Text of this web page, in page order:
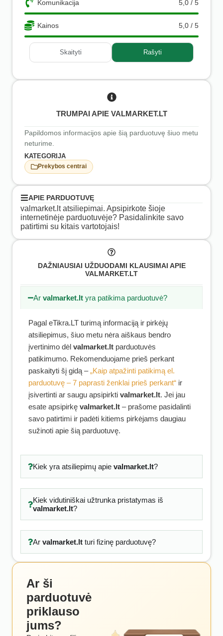
Komunikacija 5,0 / 5
Kainos 5,0 / 5
Skaityti Rašyti
TRUMPAI APIE VALMARKET.LT
Papildomos informacijos apie šią parduotuvę šiuo metu
neturime.
KATEGORIJA
Prekybos centrai
APIE PARDUOTUVĘ
valmarket.lt atsiliepimai. Apsipirkote šioje
internetinėje parduotuvėje? Pasidalinkite savo
patirtimi su kitais vartotojais!
DAŽNIAUSIAI UŽDUODAMI KLAUSIMAI APIE
VALMARKET.LT
Arvalmarket.lt yra patikima parduotuvė?
Pagal eTikra.LT turimą informaciją ir pirkėjų
atsiliepimus, šiuo metu nėra aiškaus bendro
įvertinimo dėl valmarket.lt parduotuvės
patikimumo. Rekomenduojame prieš perkant
paskaityti šį gidą –„Kaip atpažinti patikimą el.
parduotuvę – 7 paprasti ženklai prieš perkant“ ir
įsivertinti ar saugu apsipirkti valmarket.lt. Jei jau
esate apsipirkę valmarket.lt – prašome pasidalinti
savo patirtimi ir padėti kitiems pirkėjams daugiau
sužinoti apie šią parduotuvę.
Kiek yra atsiliepimų apie valmarket.lt?
Kiek vidutiniškai užtrunka pristatymas iš
valmarket.lt?
Ar valmarket.ltturi fizinę parduotuvę?
Ar ši
parduotuvė
priklauso
jums?